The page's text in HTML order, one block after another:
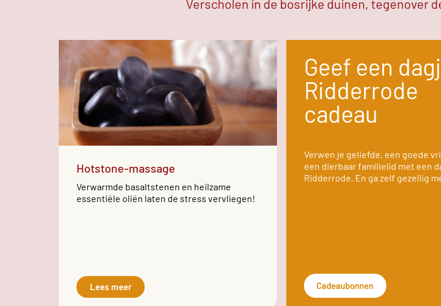
Verscholen in de bosrijke duinen, tegenover
Hotstone-massage
Verwarmde basaltstenen en heilzame
essentiële oliën laten de stress vervliegen!
Lees meer
Geef een
Ridderrode
cadeau
Verwen je geliefde, een goede
een dierbaar familielid met een
Ridderrode. En ga zelf gezellig
Cadeaubonnen